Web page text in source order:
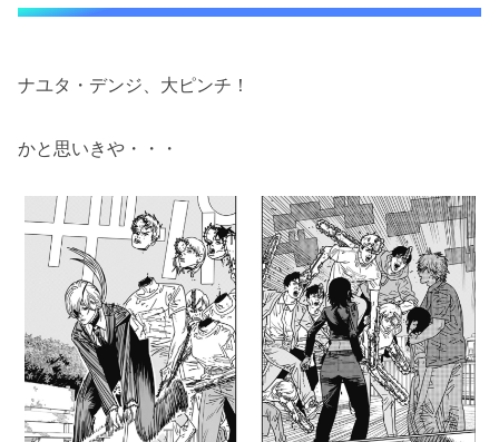
ナユタ・デンジ、大ピンチ！
かと思いきや・・・